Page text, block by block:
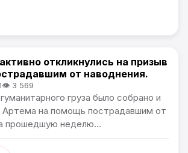
откликнулись на призыв
от наводнения.
👁 3 569
груза было собрано и
Артема на помощь пострадавшим от
прошедшую неделю...